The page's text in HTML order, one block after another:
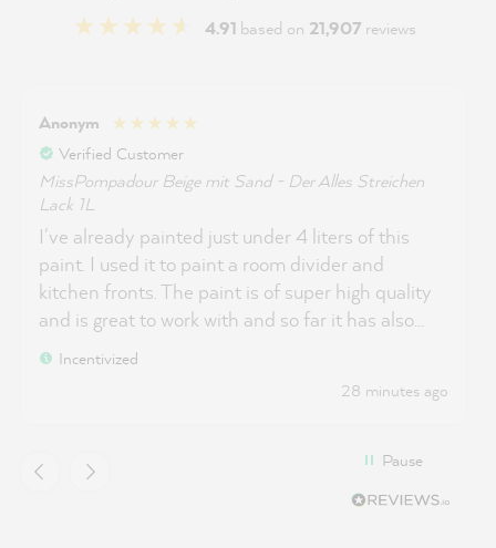
4.91 based on 21,907 reviews
Anonym
Verified Customer
MissPompadour Beige mit Sand - Der Alles Streichen
Lack 1L
I've already painted just under 4 liters of this
paint. I used it to paint a room divider and
kitchen fronts. The paint is of super high quality
and is great to work with and so far it has also
held very well.
Incentivized
28 minutes ago
Pause